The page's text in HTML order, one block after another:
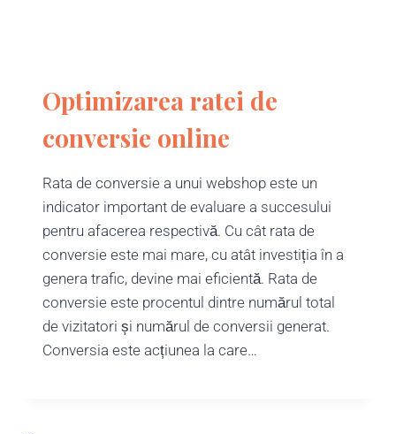
Optimizarea ratei de
conversie online
Rata de conversie a unui webshop este un
indicator important de evaluare a succesului
pentru afacerea respectivă. Cu cât rata de
conversie este mai mare, cu atât investiția în a
genera trafic, devine mai eficientă. Rata de
conversie este procentul dintre numărul total
de vizitatori și numărul de conversii generat.
Conversia este acțiunea la care…